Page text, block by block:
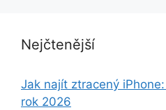
Nejčtenější
Jak najít ztracený
rok 2026